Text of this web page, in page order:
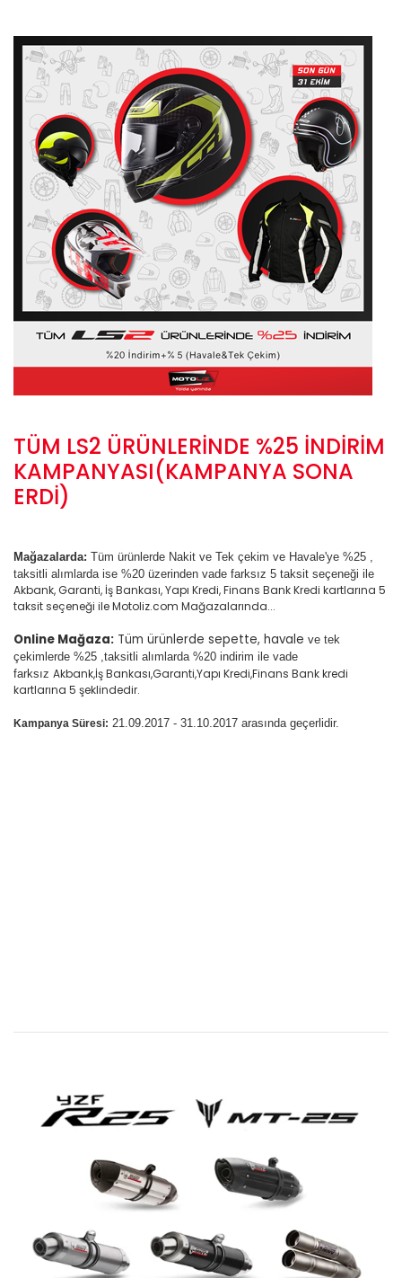
TÜM LS2 ÜRÜNLERİNDE %25 İNDİRİM
KAMPANYASI(KAMPANYA SONA
ERDİ)
Mağazalarda: Tüm ürünlerde Nakit ve Tek çekim ve Havale'ye %25 ,
taksitli alımlarda ise %20 üzerinden vade farksız 5 taksit seçeneği ile
Akbank, Garanti, İş Bankası, Yapı Kredi, Finans Bank Kredi kartlarına 5
taksit seçeneği ile Motoliz.com Mağazalarında...
Online Mağaza: Tüm ürünlerde sepette, havale ve tek
çekimlerde %25 ,taksitli alımlarda %20 indirim ile vade
farksız Akbank,İş Bankası,Garanti,Yapı Kredi,Finans Bank kredi
kartlarına 5 şeklindedir.
Kampanya Süresi: 21.09.2017 - 31.10.2017 arasında geçerlidir.